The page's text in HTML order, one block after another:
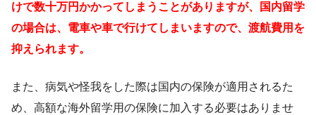
けで数十万円かかってしまうことがありますが、国内留学
の場合は、電車や車で行けてしまいますので、渡航費用を
抑えられます。
また、病気や怪我をした際は国内の保険が適用されるた
め、高額な海外留学用の保険に加入する必要はありませ